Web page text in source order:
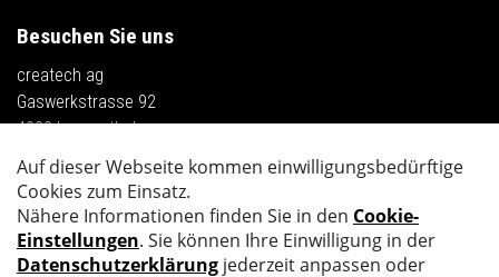
Besuchen Sie uns
createch ag
Gaswerkstrasse 92
4900 Langenthal
Anfahrt planen
Kontaktieren Sie uns
Tel.+41 62 919 41 21